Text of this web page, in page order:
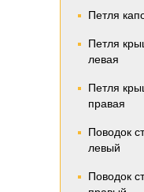
Петля
Петля
левая
Петля
правая
Поводок
левый
Поводок